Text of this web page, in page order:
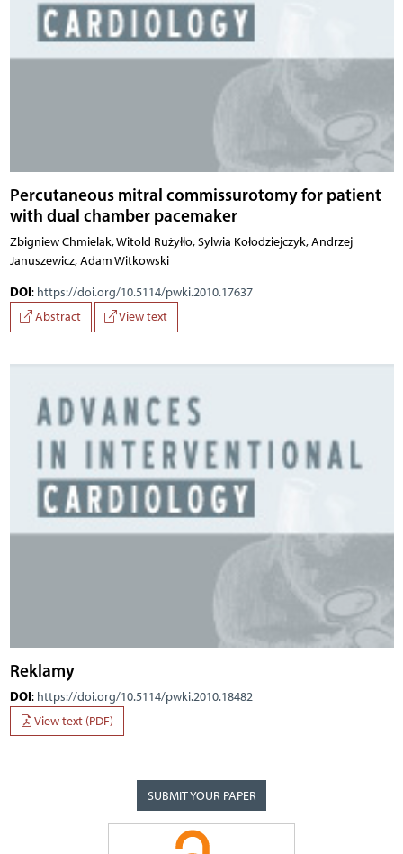
Percutaneous mitral commissurotomy for patient
with dual chamber pacemaker
Zbigniew Chmielak, Witold Rużyłło, Sylwia Kołodziejczyk, Andrzej
Januszewicz, Adam Witkowski
DOI: https://doi.org/10.5114/pwki.2010.17637
Abstract
View text
Reklamy
DOI: https://doi.org/10.5114/pwki.2010.18482
View text (PDF)
SUBMIT YOUR PAPER